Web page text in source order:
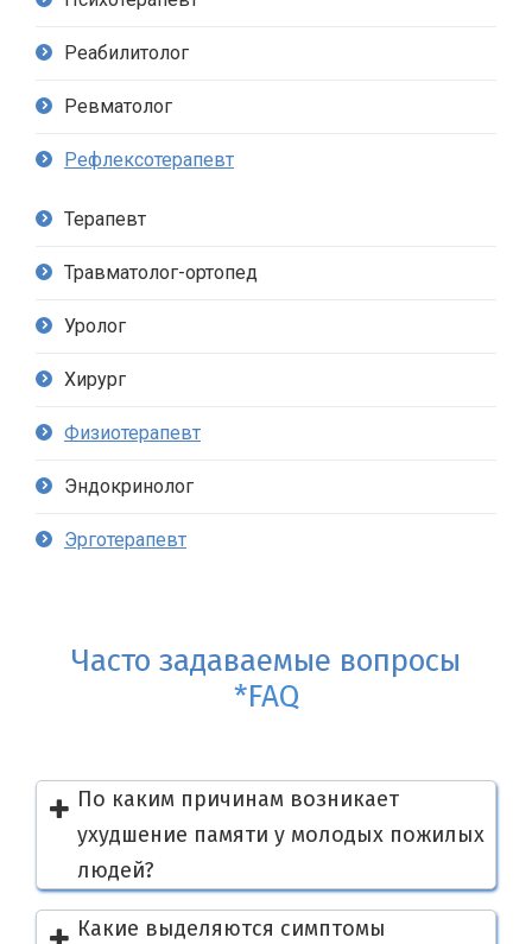
Реабилитолог
Ревматолог
Рефлексотерапевт
Терапевт
Травматолог-ортопед
Уролог
Хирург
Физиотерапевт
Эндокринолог
Эрготерапевт
Часто задаваемые вопросы
*FAQ
По каким причинам возникает
ухудшение памяти у молодых пожилых
людей?
Какие выделяются симптомы